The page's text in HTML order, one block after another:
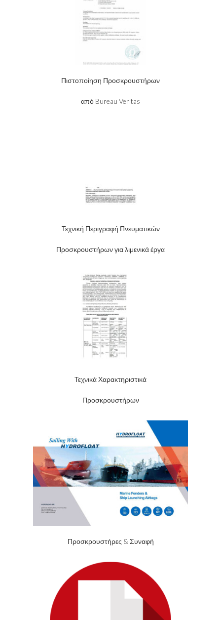
Πιστοποίηση Προσκρουστήρων
από Bureau Veritas
Τεχνική Περιγραφή Πνευματικών
Προσκρουστήρων για λιμενικά έργα
Τεχνικά Χαρακτηριστικά
Προσκρουστήρων
Προσκρουστήρες & Συναφή